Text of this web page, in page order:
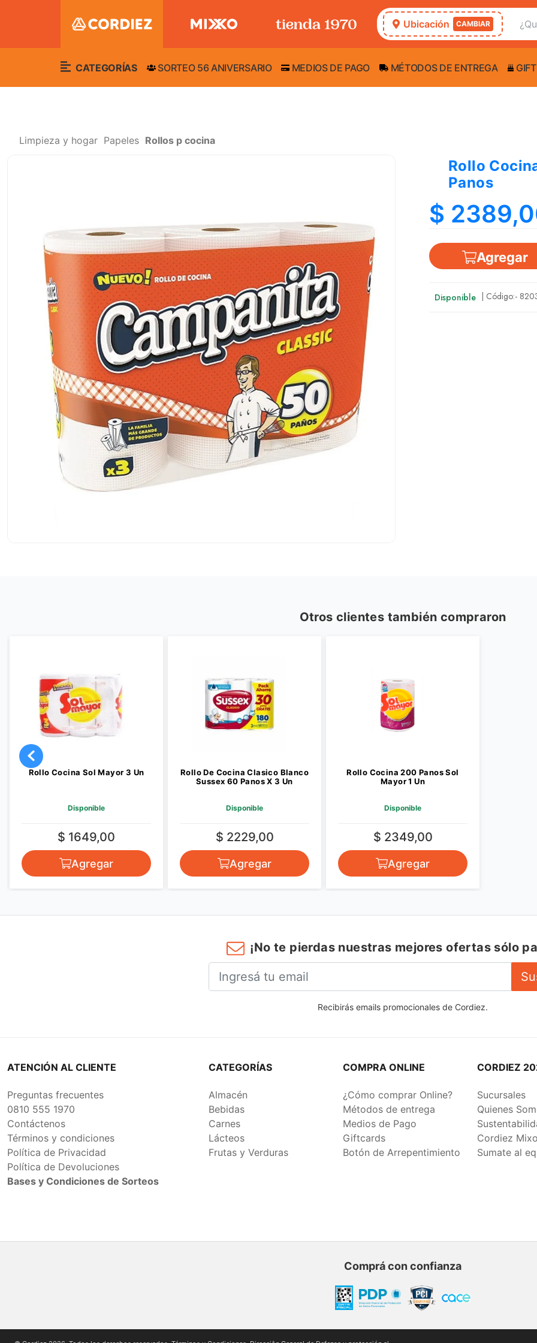
Ubicación CAMBIAR
CATEGORÍAS SORTEO 56 ANIVERSARIO MEDIOS DE PAGO MÉTODOS DE ENTREGA
Limpieza y hogar Papeles Rollos p cocina
Rollo
Panos
$
Agregar
Disponible | Código:-
Otros clientes también compraron
Rollo Cocina Sol Mayor 3 Un
Disponible
$ 1649,00
Agregar
Rollo De Cocina Clasico Blanco
Sussex 60 Panos X 3 Un
Disponible
$ 2229,00
Agregar
Rollo Cocina 200 Panos Sol
Mayor 1 Un
Disponible
$ 2349,00
Agregar
¡No te pierdas nuestras mejores ofertas sólo
Recibirás emails promocionales de Cordiez.
ATENCIÓN AL CLIENTE
Preguntas frecuentes
0810 555 1970
Contáctenos
Términos y condiciones
Política de Privacidad
Política de Devoluciones
Bases y Condiciones de Sorteos
CATEGORÍAS
Almacén
Bebidas
Carnes
Lácteos
Frutas y Verduras
COMPRA ONLINE
¿Cómo comprar Online?
Métodos de entrega
Medios de Pago
Giftcards
Botón de Arrepentimiento
CORDIEZ
Sucursales
Quienes
Cordiez
Sumate al
Comprá con confianza